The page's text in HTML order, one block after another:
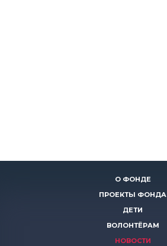
О ФОНДЕ
ПРОЕКТЫ ФОНДА
ДЕТИ
ВОЛОНТЁРАМ
НОВОСТИ